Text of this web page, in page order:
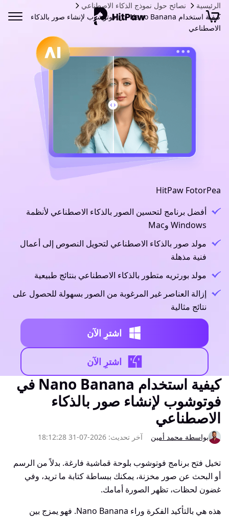
الرئيسية
نصائح حول نموذج الذكاء الاصطناعي
كيفية استخدام Nano Banana في فوتوشوب لإنشاء صور بالذكاء
الاصطناعي
HitPaw FotorPea
أفضل برنامج لتحسين الصور بالذكاء الاصطناعي لأنظمة
Windows وMac
مولد صور بالذكاء الاصطناعي لتحويل النصوص إلى أعمال
فنية مذهلة
مولد بورتريه متطور بالذكاء الاصطناعي بنتائج طبيعية
إزالة العناصر غير المرغوبة من الصور بسهولة للحصول على
نتائج مثالية
اشترِ الآن
اشترِ الآن
كيفية استخدام Nano Banana في
فوتوشوب لإنشاء صور بالذكاء
الاصطناعي
بواسطة محمد أمين آخر تحديث: 2026-07-31 18:12:28
تخيل فتح برنامج فوتوشوب بلوحة قماشية فارغة. بدلاً من الرسم
أو البحث عن صور مخزنة، يمكنك ببساطة كتابة ما تريد، وفي
غضون لحظات، تظهر الصورة أمامك.
هذه هي بالتأكيد الفكرة وراء Nano Banana. فهو يمزج بين